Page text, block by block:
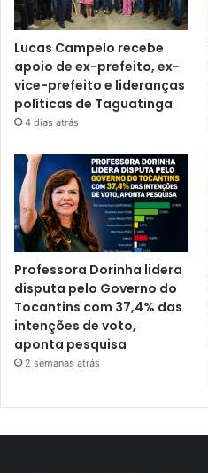
Lucas Campelo recebe
apoio de ex-prefeito, ex-
vice-prefeito e lideranças
políticas de Taguatinga
4 dias atrás
Professora Dorinha lidera
disputa pelo Governo do
Tocantins com 37,4% das
intenções de voto,
aponta pesquisa
2 semanas atrás